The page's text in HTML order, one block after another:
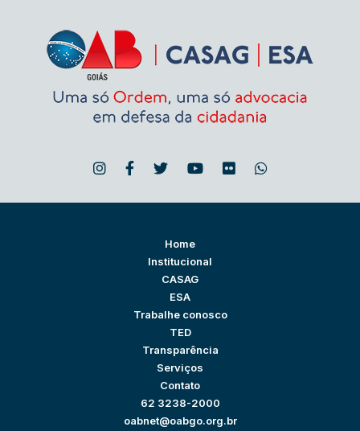
Home
Institucional
CASAG
ESA
Trabalhe conosco
TED
Transparência
Serviços
Contato
62 3238-2000
oabnet@oabgo.org.br